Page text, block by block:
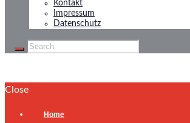
Kontakt
Impressum
Datenschutz
Close
Home